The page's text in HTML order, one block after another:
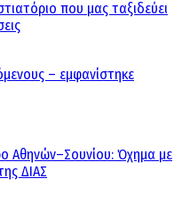
που μας ταξιδεύει
– εμφανίστηκε
Αθηνών–Σουνίου: Όχημα με
ΔΙΑΣ